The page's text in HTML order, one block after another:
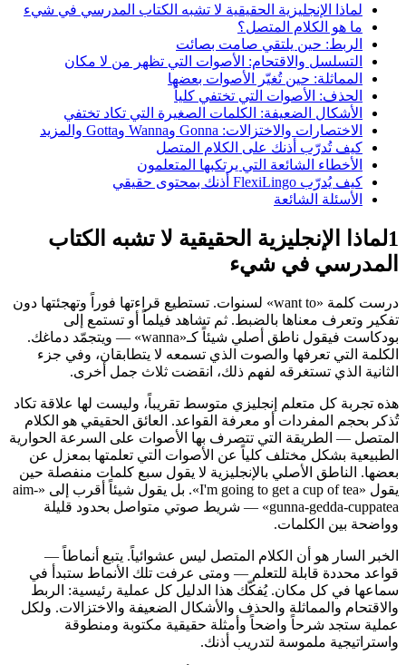
لماذا الإنجليزية الحقيقية لا تشبه الكتاب المدرسي في شيء
ما هو الكلام المتصل؟
الربط: حين يلتقي صامت بصائت
التسلسل والاقتحام: الأصوات التي تظهر من لا مكان
المماثلة: حين تُغيّر الأصوات بعضها
الحذف: الأصوات التي تختفي كلياً
الأشكال الضعيفة: الكلمات الصغيرة التي تكاد تختفي
الاختصارات والاختزالات: Gonna وWanna وGotta والمزيد
كيف تُدرّب أذنك على الكلام المتصل
الأخطاء الشائعة التي يرتكبها المتعلمون
كيف يُدرّب FlexiLingo أذنك بمحتوى حقيقي
الأسئلة الشائعة
1لماذا الإنجليزية الحقيقية لا تشبه الكتاب
المدرسي في شيء
درست كلمة «want to» لسنوات. تستطيع قراءتها فوراً وتهجئتها دون
تفكير وتعرف معناها بالضبط. ثم تشاهد فيلماً أو تستمع إلى
بودكاست فيقول ناطق أصلي شيئاً كـ«wanna» — ويتجمّد دماغك.
الكلمة التي تعرفها والصوت الذي تسمعه لا يتطابقان، وفي جزء
الثانية الذي تستغرقه لفهم ذلك، انقضت ثلاث جمل أخرى.
هذه تجربة كل متعلم إنجليزي متوسط تقريباً، وليست لها علاقة تكاد
تُذكر بحجم المفردات أو معرفة القواعد. العائق الحقيقي هو الكلام
المتصل — الطريقة التي تتصرف بها الأصوات على السرعة الحوارية
الطبيعية بشكل مختلف كلياً عن الأصوات التي تعلمتها بمعزل عن
بعضها. الناطق الأصلي بالإنجليزية لا يقول سبع كلمات منفصلة حين
يقول «I'm going to get a cup of tea». بل يقول شيئاً أقرب إلى «aim-
gunna-gedda-cuppatea» — شريط صوتي متواصل بحدود قليلة
وواضحة بين الكلمات.
الخبر السار هو أن الكلام المتصل ليس عشوائياً. يتبع أنماطاً —
قواعد محددة قابلة للتعلم — ومتى عرفت تلك الأنماط ستبدأ في
سماعها في كل مكان. يُفكّك هذا الدليل كل عملية رئيسية: الربط
والاقتحام والمماثلة والحذف والأشكال الضعيفة والاختزالات. ولكل
عملية ستجد شرحاً واضحاً وأمثلة حقيقية مكتوبة ومنطوقة
واستراتيجية ملموسة لتدريب أذنك.